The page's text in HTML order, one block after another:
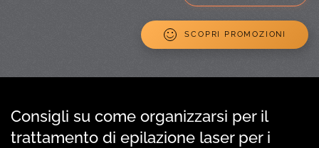
SCOPRI PROMOZIONI
Consigli su come organizzarsi per il
trattamento di epilazione laser per i